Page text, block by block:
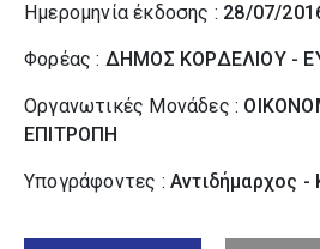
Ημερομηνία έκδοσης : 28/07/
Φορέας : ΔΗΜΟΣ ΚΟΡΔΕΛΙΟΥ -
Οργανωτικές Μονάδες :
ΕΠΙΤΡΟΠΗ
Υπογράφοντες : Αντιδήμαρχος -